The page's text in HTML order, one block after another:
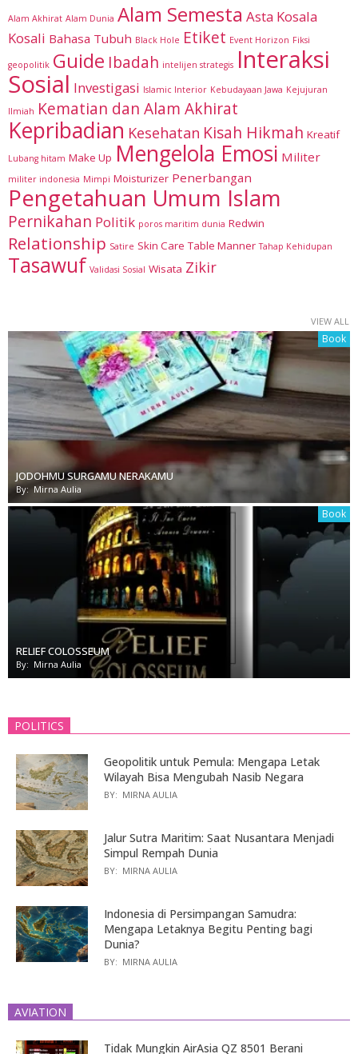
Alam Akhirat Alam Dunia Alam Semesta Asta Kosala
Kosali Bahasa Tubuh Black Hole Etiket Event Horizon Fiksi
geopolitik Guide Ibadah intelijen strategis Interaksi
Sosial Investigasi Islamic Interior Kebudayaan Jawa Kejujuran
Ilmiah Kematian dan Alam Akhirat
Kepribadian Kesehatan Kisah Hikmah Kreatif
Lubang hitam Make Up Mengelola Emosi Militer
militer indonesia Mimpi Moisturizer Penerbangan
Pengetahuan Umum Islam
Pernikahan Politik poros maritim dunia Redwin
Relationship Satire Skin Care Table Manner Tahap Kehidupan
Tasawuf Validasi Sosial Wisata Zikir
VIEW ALL
Book
JODOHMU SURGAMU NERAKAMU
By: Mirna Aulia
Book
RELIEF COLOSSEUM
By: Mirna Aulia
POLITICS
Geopolitik untuk Pemula: Mengapa Letak
Wilayah Bisa Mengubah Nasib Negara
BY: MIRNA AULIA
Jalur Sutra Maritim: Saat Nusantara Menjadi
Simpul Rempah Dunia
BY: MIRNA AULIA
Indonesia di Persimpangan Samudra:
Mengapa Letaknya Begitu Penting bagi
Dunia?
BY: MIRNA AULIA
AVIATION
Tidak Mungkin AirAsia QZ 8501 Berani